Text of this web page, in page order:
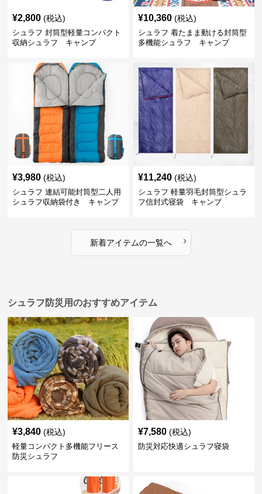
¥2,800 (税込)
シュラフ 封筒型軽量コンパクト
収納シュラフ キャンプ
¥10,360 (税込)
シュラフ 着たまま動ける封筒型
多機能シュラフ キャンプ
¥3,980 (税込)
シュラフ 連結可能封筒型二人用
シュラフ収納袋付き キャンプ
¥11,240 (税込)
シュラフ 軽量羽毛封筒型シュラ
フ信封式寝袋 キャンプ
新着アイテムの一覧へ ›
シュラフ防災用のおすすめアイテム
¥3,840 (税込)
軽量コンパクト多機能フリース
防災シュラフ
¥7,580 (税込)
防災対応快適シュラフ寝袋